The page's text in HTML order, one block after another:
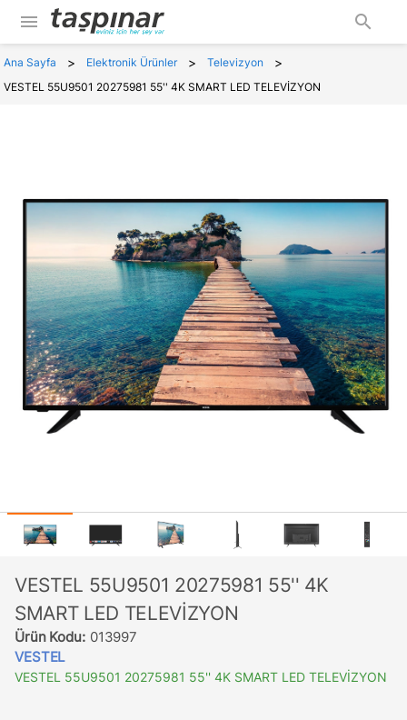
menu search
Ana Sayfa > Elektronik Ürünler > Televizyon >
VESTEL 55U9501 20275981 55'' 4K SMART LED TELEVİZYON
VESTEL 55U9501 20275981 55'' 4K
SMART LED TELEVİZYON
Ürün Kodu: 013997
VESTEL
VESTEL 55U9501 20275981 55'' 4K SMART LED TELEVİZYON